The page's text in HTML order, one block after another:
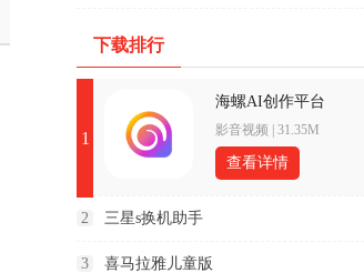
下载排行
1
海螺AI创作平台
影音视频 31.35M
查看详情
2 三星s换机助手
3 喜马拉雅儿童版